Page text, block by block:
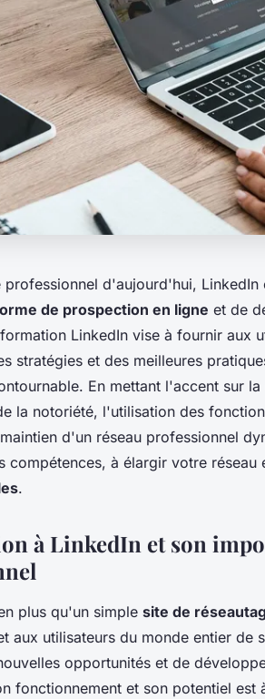
professionnel d'aujourd'hui,
de prospection en ligne et de
LinkedIn vise à fournir aux
stratégies et des meilleures
En mettant l'accent sur
la notoriété, l'utilisation des
d'un réseau professionnel
compétences, à élargir votre réseau
.
à LinkedIn et son
plus qu'un simple site de
aux utilisateurs du monde entier de
opportunités et de
fonctionnement et son potentiel